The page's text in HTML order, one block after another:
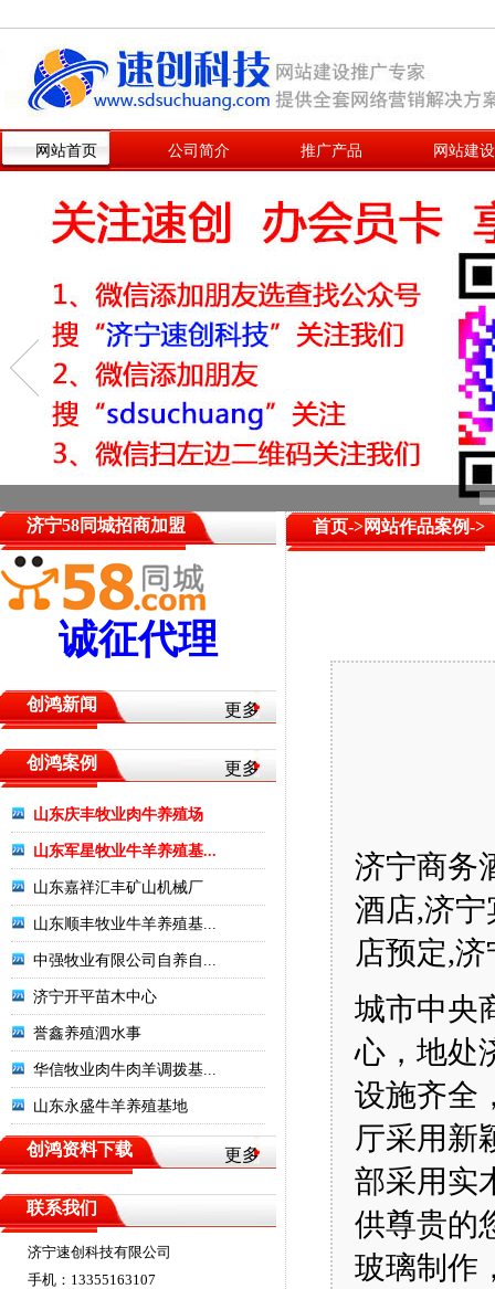
网站首页 公司简介 推广产品 网站建设
首页->网站作品案例->
济宁商务
酒店,济
店预定,
城市中央
心，地处
设施齐全
厅采用新
部采用实
供尊贵的
玻璃制作
济宁58同城招商加盟
诚征代理
创鸿新闻 更多
暂
无
新
闻
创鸿案例 更多
东
天
富
牧
业
山东庆丰牧业肉牛养殖场
山东军星牧业牛羊养殖基...
山东嘉祥汇丰矿山机械厂
山东顺丰牧业牛羊养殖基...
中强牧业有限公司自养自...
济宁开平苗木中心
誉鑫养殖泗水事
华信牧业肉牛肉羊调拨基...
山东永盛牛羊养殖基地
创鸿资料下载 更多
暂
无
新
闻
联系我们
济宁速创科技有限公司
手机：13355163107